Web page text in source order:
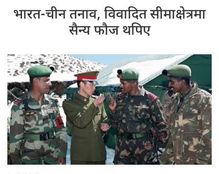
भारत-चीन तनाव, विवादित सीमाक्षेत्रमा
सैन्य फौज थपिए